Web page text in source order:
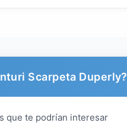
Scarpeta Duperly?
que te podrían interesar